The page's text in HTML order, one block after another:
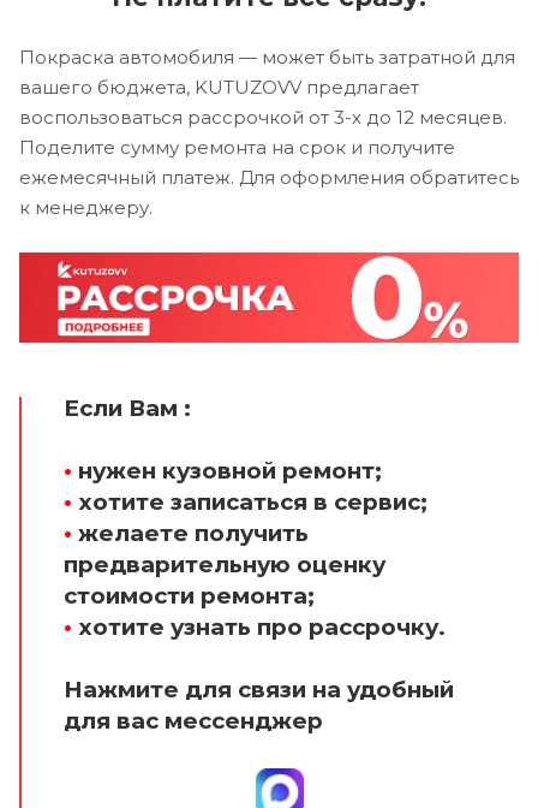
Покраска автомобиля — может быть затратной для
вашего бюджета, KUTUZOVV предлагает
воспользоваться рассрочкой от 3-х до 12 месяцев.
Поделите сумму ремонта на срок и получите
ежемесячный платеж. Для оформления обратитесь
к менеджеру.
Если Вам :
• нужен кузовной ремонт;
• хотите записаться в сервис;
• желаете получить
предварительную оценку
стоимости ремонта;
• хотите узнать про рассрочку.
Нажмите для связи на удобный
для вас мессенджер